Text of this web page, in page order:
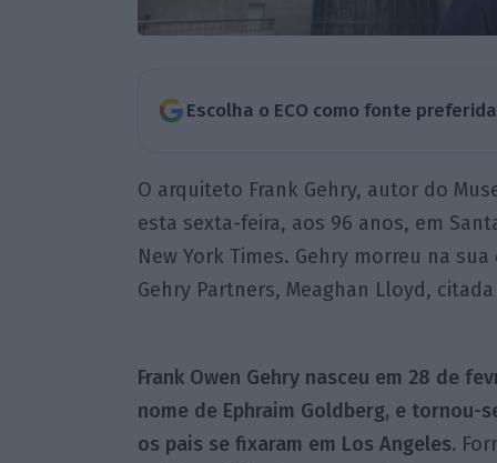
Escolha o ECO como fonte
O arquiteto Frank Gehry, autor do
esta sexta-feira, aos 96 anos, em
New York Times. Gehry morreu na
Gehry Partners, Meaghan Lloyd,
Frank Owen Gehry nasceu em 28 de
nome de Ephraim Goldberg, e tornou-
os pais se fixaram em Los Angeles.